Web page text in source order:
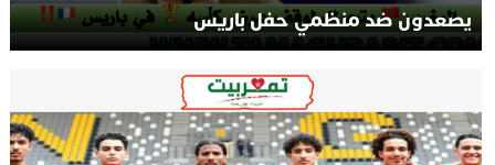
يصعدون ضد منظمي حفل باريس